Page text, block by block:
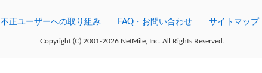
不正ユーザーへの取り組み FAQ・お問い合わせ サイトマップ
Copyright (C) 2001-2026 NetMile, Inc. All Rights Reserved.